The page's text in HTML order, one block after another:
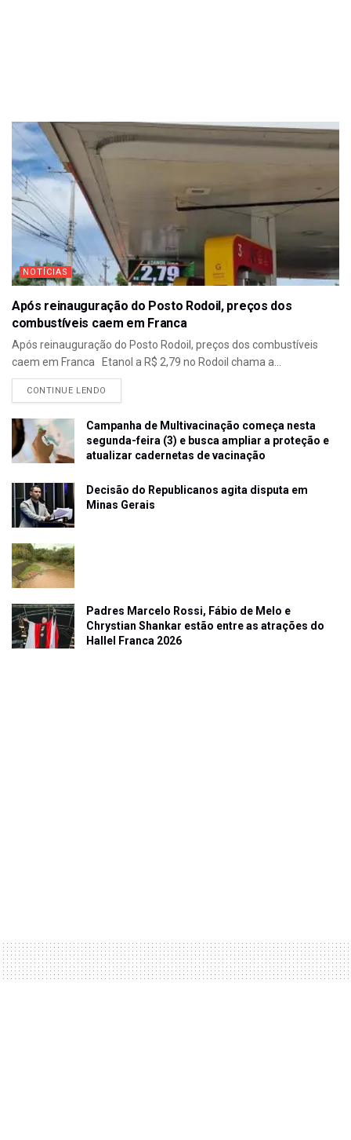
NOTÍCIAS
Após reinauguração do Posto Rodoil, preços dos
combustíveis caem em Franca
Após reinauguração do Posto Rodoil, preços dos combustíveis
caem em Franca Etanol a R$ 2,79 no Rodoil chama a...
CONTINUE LENDO
Campanha de Multivacinação começa nesta
segunda-feira (3) e busca ampliar a proteção e
atualizar cadernetas de vacinação
Decisão do Republicanos agita disputa em
Minas Gerais
Padres Marcelo Rossi, Fábio de Melo e
Chrystian Shankar estão entre as atrações do
Hallel Franca 2026